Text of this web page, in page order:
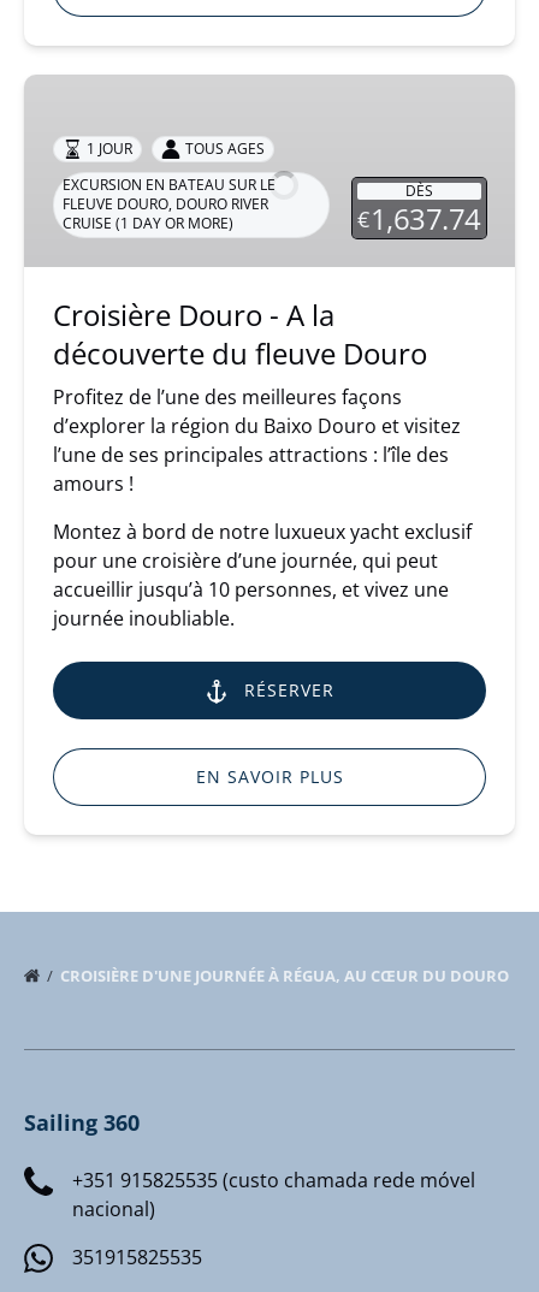
Croisière
découverte
du
Douro
DÈS
€1,637.74
1 JOUR
TOUS AGES
EXCURSION EN BATEAU SUR LE
FLEUVE DOURO, DOURO RIVER
CRUISE (1 DAY OR MORE)
Croisière Douro - A la
découverte du fleuve Douro
Profitez de l’une des meilleures façons
d’explorer la région du Baixo Douro et visitez
l’une de ses principales attractions : l’île des
amours !
Montez à bord de notre luxueux yacht exclusif
pour une croisière d’une journée, qui peut
accueillir jusqu’à 10 personnes, et vivez une
journée inoubliable.
RÉSERVER
EN SAVOIR PLUS
CROISIÈRE D'UNE JOURNÉE À RÉGUA, AU CŒUR DU DOURO
Sailing 360
+351 915825535 (custo chamada rede móvel
nacional)
351915825535